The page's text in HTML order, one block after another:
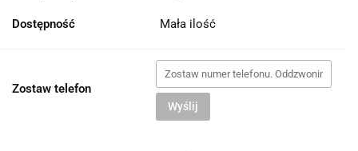
Dostępność Mała ilość
Zostaw telefon
Wyślij